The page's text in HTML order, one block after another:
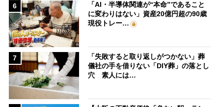
6
「AI・半導体関連が“本命”であること
に変わりはない」資産20億円超の90歳
現役トレー…
7
「失敗すると取り返しがつかない」葬
儀社の手を借りない「DIY葬」の落とし
穴 素人には…